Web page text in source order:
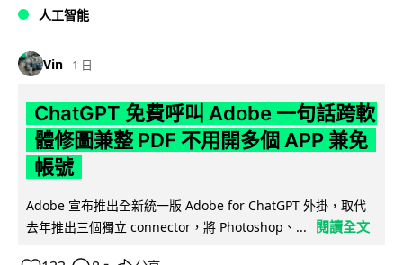
人工智能
Vin 1 日
ChatGPT 免費呼叫 Adobe 一句話跨軟
體修圖兼整 PDF 不用開多個 APP 兼免
帳號
Adobe 宣布推出全新統一版 Adobe for ChatGPT 外掛，取代
去年推出三個獨立 connector，將 Photoshop、...
閱讀全文